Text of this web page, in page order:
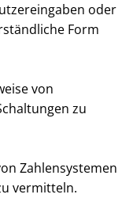
oder
Form
von
zu
Zahlensystemen
vermitteln.